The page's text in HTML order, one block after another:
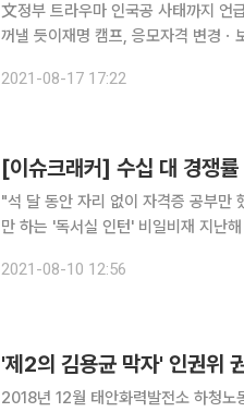
文정부 트라우마 인국공 사태까지 언
꺼낼 듯이재명 캠프, 응모자격 변경
선 후보들 간의 공방이 거세지고 있
2021-08-17 17:22
[이슈크래커] 수십 대 경쟁
"석 달 동안 자리 없이 자격증 공부만
만 하는 '독서실 인턴' 비일비재 지난해 하반기 빅3 공공기관 한 곳에서 3개월 체험형 인턴으로 일한
무실이나 회의실 같은 빈 곳에 의자만
2021-08-10 12:56
'제2의 김용균 막자' 인권위
2018년 12월 태안화력발전소 하청노